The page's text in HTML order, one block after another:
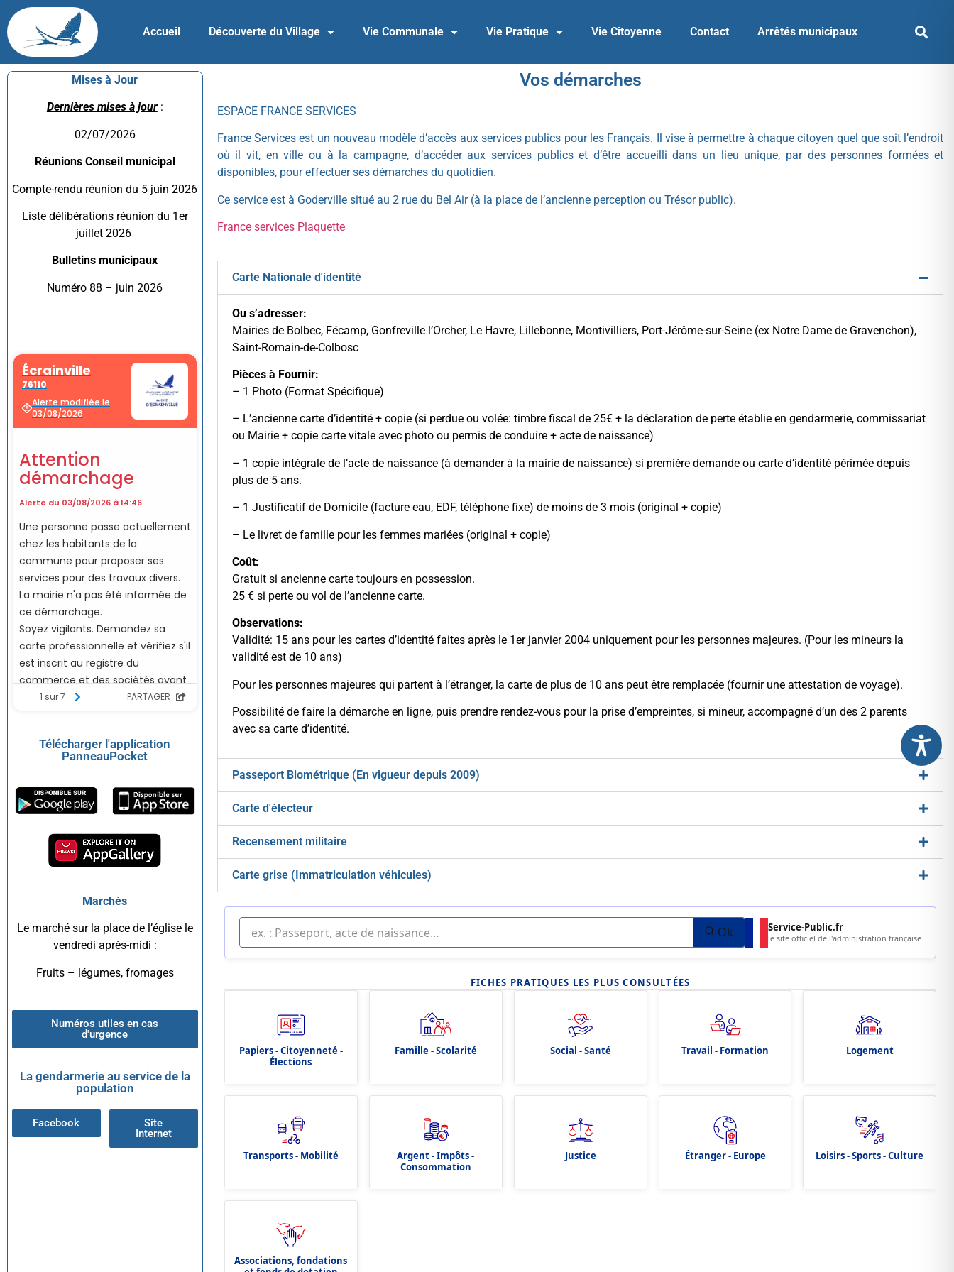
Accueil Découverte du Village Vie Communale Vie Pratique Vie Citoyenne Contact Arrêtés municipaux
Mises à Jour
Dernières mises à jour:
02/07/2026
Réunions Conseil municipal
Compte-rendu réunion du 5 juin 2026
Liste délibérations réunion du 1er
juillet 2026
Bulletins municipaux
Numéro 88 – juin 2026
Télécharger l'application
PanneauPocket
Marchés
Le marché sur la place de l’église le
vendredi après-midi :
Fruits – légumes, fromages
Numéros utiles en cas
d'urgence
La gendarmerie au service de la
population
Facebook
Site
Internet
Vos démarches
ESPACE FRANCE SERVICES
France Services est un nouveau modèle d’accès aux services publics pour les Français. Il vise à permettre à chaque citoyen quel que soit l’endroit
où il vit, en ville ou à la campagne, d’accéder aux services publics et d’être accueilli dans un lieu unique, par des personnes formées et
disponibles, pour effectuer ses démarches du quotidien.
Ce service est à Goderville situé au 2 rue du Bel Air (à la place de l’ancienne perception ou Trésor public).
France services Plaquette
Carte Nationale d'identité
Ou s’adresser:
Mairies de Bolbec, Fécamp, Gonfreville l’Orcher, Le Havre, Lillebonne, Montivilliers, Port-Jérôme-sur-Seine (ex Notre Dame de Gravenchon),
Saint-Romain-de-Colbosc
Pièces à Fournir:
– 1 Photo (Format Spécifique)
– L’ancienne carte d’identité + copie (si perdue ou volée: timbre fiscal de 25€ + la déclaration de perte établie en gendarmerie, commissariat
ou Mairie + copie carte vitale avec photo ou permis de conduire + acte de naissance)
– 1 copie intégrale de l’acte de naissance (à demander à la mairie de naissance) si première demande ou carte d’identité périmée depuis
plus de 5 ans.
– 1 Justificatif de Domicile (facture eau, EDF, téléphone fixe) de moins de 3 mois (original + copie)
– Le livret de famille pour les femmes mariées (original + copie)
Coût:
Gratuit si ancienne carte toujours en possession.
25 € si perte ou vol de l’ancienne carte.
Observations:
Validité: 15 ans pour les cartes d’identité faites après le 1er janvier 2004 uniquement pour les personnes majeures. (Pour les mineurs la
validité est de 10 ans)
Pour les personnes majeures qui partent à l’étranger, la carte de plus de 10 ans peut être remplacée (fournir une attestation de voyage).
Possibilité de faire la démarche en ligne, puis prendre rendez-vous pour la prise d’empreintes, si mineur, accompagné d’un des 2 parents
avec sa carte d’identité.
Passeport Biométrique (En vigueur depuis 2009)
Carte d'électeur
Recensement militaire
Carte grise (Immatriculation véhicules)
Ok Service-Public.fr
le site officiel de l'administration française
FICHES PRATIQUES LES PLUS CONSULTÉES
Papiers - Citoyenneté -
Élections
Famille - Scolarité Social - Santé Travail - Formation Logement
Transports - Mobilité
Argent - Impôts -
Consommation
Justice Étranger - Europe Loisirs - Sports - Culture
Associations, fondations